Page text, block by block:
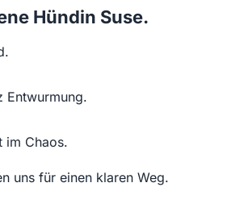
Hündin Suse.
Entwurmung.
im Chaos.
uns für einen klaren Weg.